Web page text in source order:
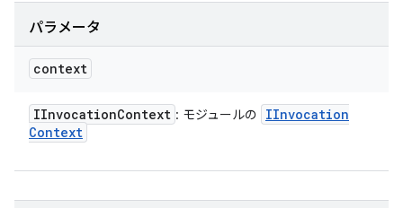
パラメータ
context
IInvocationContext : モジュールの
IInvocation
Context